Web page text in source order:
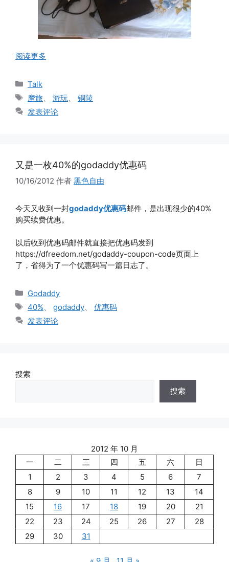
阅读更多
分
类
Talk
标
签
摩旅 游玩
铜陵
发表评论
又是一枚40%的godaddy优惠码
10/16/2012 作者 黑色自由
今天又收到一封godaddy优惠码邮件，是出现很少的40%
购买续费优惠。
以后收到优惠码邮件就直接把优惠码发到
https://dfreedom.net/godaddy-coupon-code页面上
了，省得为了一个优惠码写一篇日志了。
分
类
Godaddy
标
签
40% godaddy
优惠码
发表评论
搜索
搜索
2012 年 10 月
一
二 三 四 五 六
日
1
2 3 4 5 6
7
8
9 10 11 12 13
14
15
16 17 18 19 20
21
22
23 24 25 26 27
28
29
30 31